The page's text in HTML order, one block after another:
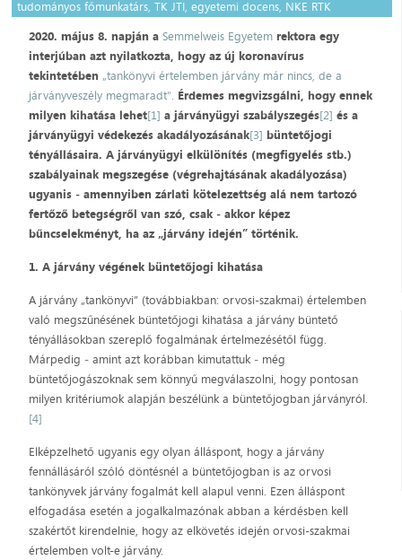
tudományos főmunkatárs, TK JTI, egyetemi docens, NKE RTK
2020. május 8. napján aSemmelweis Egyetem rektora egy
interjúban azt nyilatkozta, hogy az új koronavírus
tekintetében „tankönyvi értelemben járvány már nincs, de a
járványveszély megmaradt". Érdemes megvizsgálni, hogy ennek
milyen kihatása lehet[1] a járványügyi szabályszegés[2] és a
járványügyi védekezés akadályozásának[3] büntetőjogi
tényállásaira. A járványügyi elkülönítés (megfigyelés stb.)
szabályainak megszegése (végrehajtásának akadályozása)
ugyanis ‒ amennyiben zárlati kötelezettség alá nem tartozó
fertőző betegségről van szó, csak ‒ akkor képez
bűncselekményt, ha az „járvány idején” történik.
1. A járvány végének büntetőjogi kihatása
A járvány „tankönyvi” (továbbiakban: orvosi-szakmai) értelemben
való megszűnésének büntetőjogi kihatása a járvány büntető
tényállásokban szereplő fogalmának értelmezésétől függ.
Márpedig ‒ amint azt korábban kimutattuk ‒ még
büntetőjogászoknak sem könnyű megválaszolni, hogy pontosan
milyen kritériumok alapján beszélünk a büntetőjogban járványról.
[4]
Elképzelhető ugyanis egy olyan álláspont, hogy a járvány
fennállásáról szóló döntésnél a büntetőjogban is az orvosi
tankönyvek járvány fogalmát kell alapul venni. Ezen álláspont
elfogadása esetén a jogalkalmazónak abban a kérdésben kell
szakértőt kirendelnie, hogy az elkövetés idején orvosi-szakmai
értelemben volt-e járvány.